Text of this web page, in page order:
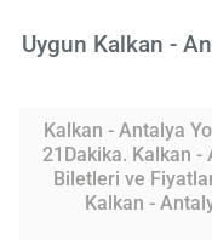
Uygun Kalkan -
Kalkan - Antalya
21Dakika. Kalkan -
Biletleri ve
Kalkan -